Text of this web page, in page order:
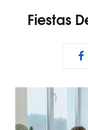
Fiestas